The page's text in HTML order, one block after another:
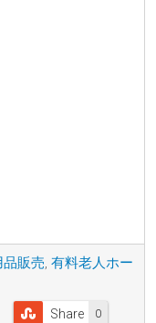
販売, 有料老人ホー
0
Share